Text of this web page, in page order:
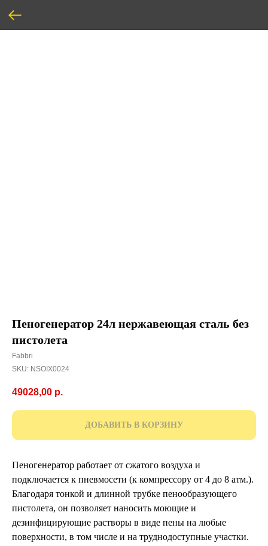
Пеногенератор 24л нержавеющая сталь без
пистолета
Fabbri
SKU: NSOIX0024
49028,00 р.
ДОБАВИТЬ В КОРЗИНУ
Пеногенератор работает от сжатого воздуха и
подключается к пневмосети (к компрессору от 4 до 8 атм.).
Благодаря тонкой и длинной трубке пенообразующего
пистолета, он позволяет наносить моющие и
дезинфицирующие растворы в виде пены на любые
поверхности, в том числе и на труднодоступные участки.